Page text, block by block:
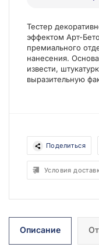
Тестер
эффектом Арт-
премиального
нанесения.
извести,
выразительную
Поделиться
Условия
Описание